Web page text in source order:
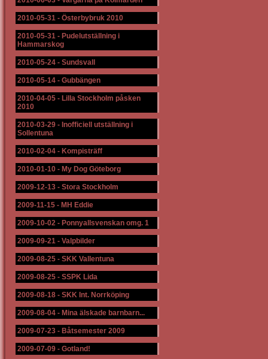
2010-05-31 - Österbybruk 2010
2010-05-31 - Pudelutställning i
Hammarskog
2010-05-24 - Sundsvall
2010-05-14 - Gubbängen
2010-04-05 - Lilla Stockholm påsken
2010
2010-03-29 - Inofficiell utställning i
Sollentuna
2010-02-04 - Kompisträff
2010-01-10 - My Dog Göteborg
2009-12-13 - Stora Stockholm
2009-11-15 - MH Eddie
2009-10-02 - Ponnyallsvenskan omg. 1
2009-09-21 - Valpbilder
2009-08-25 - SKK Vallentuna
2009-08-25 - SSPK Lida
2009-08-18 - SKK Int. Norrköping
2009-08-04 - Mina älskade barnbarn...
2009-07-23 - Båtsemester 2009
2009-07-09 - Gotland!